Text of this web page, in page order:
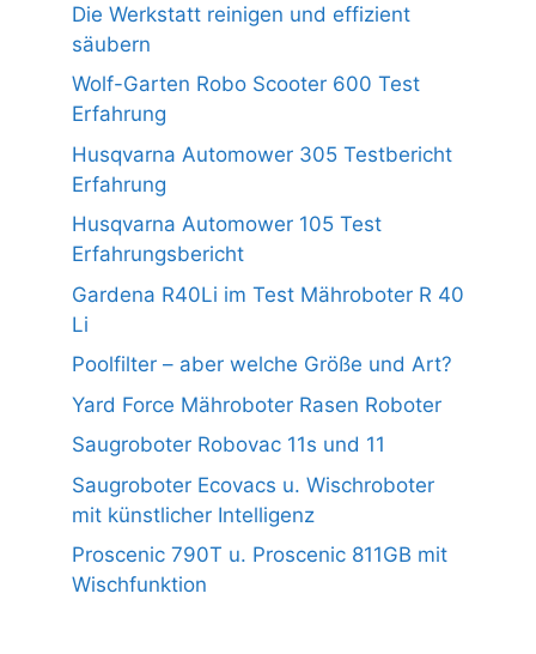
Die Werkstatt reinigen und effizient
säubern
Wolf-Garten Robo Scooter 600 Test
Erfahrung
Husqvarna Automower 305 Testbericht
Erfahrung
Husqvarna Automower 105 Test
Erfahrungsbericht
Gardena R40Li im Test Mähroboter R 40
Li
Poolfilter – aber welche Größe und Art?
Yard Force Mähroboter Rasen Roboter
Saugroboter Robovac 11s und 11
Saugroboter Ecovacs u. Wischroboter
mit künstlicher Intelligenz
Proscenic 790T u. Proscenic 811GB mit
Wischfunktion